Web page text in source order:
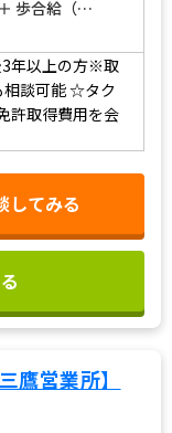
歩合給（…
3年以上の方※取
談可能☆タク
許取得費用を会
してみる
鷹営業所】